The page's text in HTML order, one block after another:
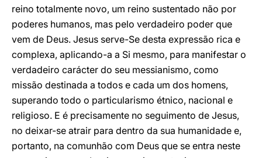
reino totalmente novo, um reino sustentado não por
poderes humanos, mas pelo verdadeiro poder que
vem de Deus. Jesus serve-Se desta expressão rica e
complexa, aplicando-a a Si mesmo, para manifestar o
verdadeiro carácter do seu messianismo, como
missão destinada a todos e cada um dos homens,
superando todo o particularismo étnico, nacional e
religioso. E é precisamente no seguimento de Jesus,
no deixar-se atrair para dentro da sua humanidade e,
portanto, na comunhão com Deus que se entra neste